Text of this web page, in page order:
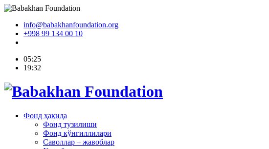
info@babakhanfoundation.org
+998 99 134 00 10
05:25
19:32
Фонд ҳақида
Фонд тузилиши
Фонд кўнгиллилари
Саволлар – жавоблар